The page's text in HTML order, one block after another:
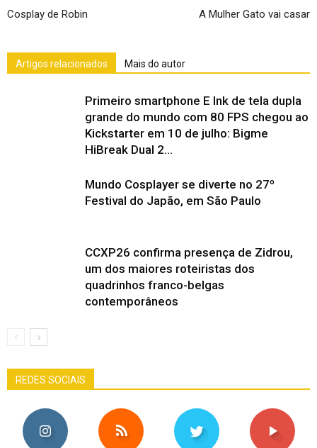
Cosplay de Robin A Mulher Gato vai casar
Artigos relacionados Mais do autor
Primeiro smartphone E Ink de tela dupla
grande do mundo com 80 FPS chegou ao
Kickstarter em 10 de julho: Bigme
HiBreak Dual 2...
Mundo Cosplayer se diverte no 27º
Festival do Japão, em São Paulo
CCXP26 confirma presença de Zidrou,
um dos maiores roteiristas dos
quadrinhos franco-belgas
contemporâneos
REDES SOCIAIS